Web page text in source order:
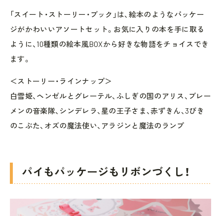
「スイート・ストーリー・ブック」は、絵本のようなパッケー
ジがかわいいアソートセット。お気に入りの本を手に取る
ように、10種類の絵本風BOXから好きな物語をチョイスでき
ます。
＜ストーリー・ラインナップ＞
白雪姫、ヘンゼルとグレーテル、ふしぎの国のアリス、ブレー
メンの音楽隊、シンデレラ、星の王子さま、赤ずきん、3びき
のこぶた、オズの魔法使い、アラジンと魔法のランプ
パイもパッケージもリボンづくし！